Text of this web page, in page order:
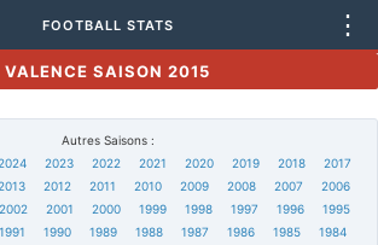
FOOTBALL STATS ⋮
VALENCE SAISON 2015
Autres Saisons :
2024 2023 2022 2021 2020 2019 2018
2017
2013 2012 2011 2010 2009 2008 2007
2006
2002 2001 2000 1999 1998 1997 1996
1995
1991 1990 1989 1988 1987 1986 1985
1984